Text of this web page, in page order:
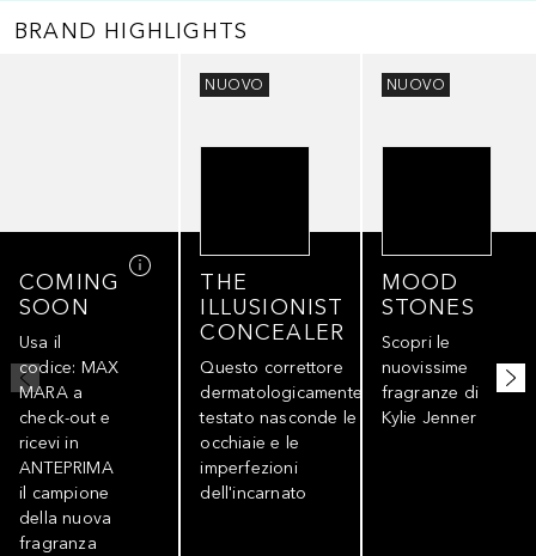
BRAND HIGHLIGHTS
COMING
SOON
Usa il
codice: MAX
MARA a
check-out e
ricevi in
ANTEPRIMA
il campione
della nuova
fragranza
NUOVO
THE
ILLUSIONIST
CONCEALER
Questo correttore
dermatologicamente
testato nasconde le
occhiaie e le
imperfezioni
dell'incarnato
NUOVO
MOOD
STONES
Scopri le
nuovissime
fragranze di
Kylie Jenner